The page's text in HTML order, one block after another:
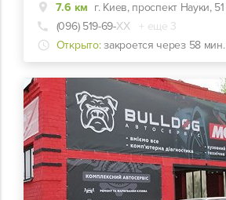
7.6 км г. Киев, проспект Науки, 51
(096) 519-69-ХХ
+ еще 3
Открыто: закроется через 58 мин.